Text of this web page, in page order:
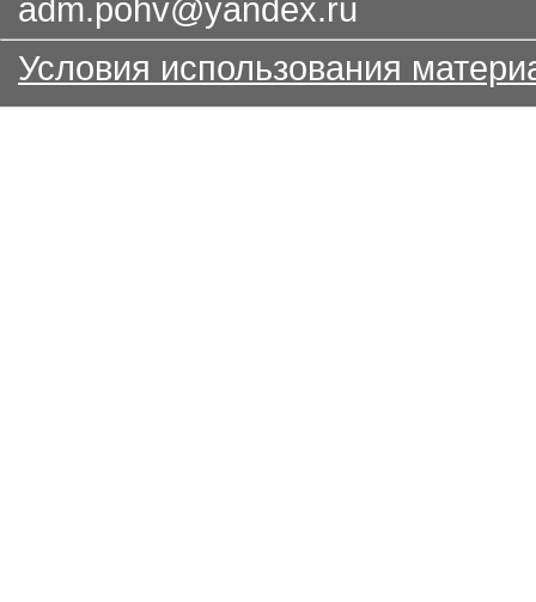
adm.pohv@yandex.ru
Условия использования